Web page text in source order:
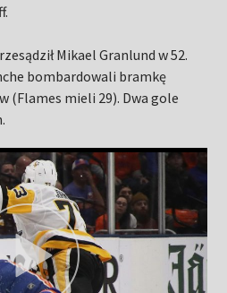
Mikael Granlund w 52.
bombardowali bramkę
(Flames mieli 29). Dwa gole